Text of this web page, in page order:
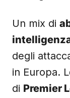
Un mix di
degli
in Europa.
di Premier